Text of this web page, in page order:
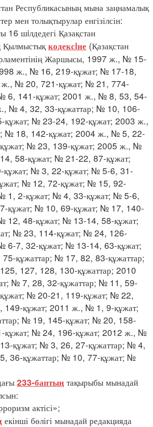
Республикасының мына заңнамалық
мен толықтырулар енгізілсін:
шiлдедегі Қазақстан
Қылмыстық кодексiне (Қазақстан
Жаршысы, 1997 ж., № 15-
ж., № 16, 219-құжат; № 17-18,
ж., № 20, 721-құжат; № 21, 774-
6, 141-құжат; 2001 ж., № 8, 53, 54-
№ 4, 32, 33-құжаттар; № 10, 106-
құжат; № 23-24, 192-құжат; 2003 ж.,
№ 18, 142-құжат; 2004 ж., № 5, 22-
№ 23, 139-құжат; 2005 ж., №
58-құжат; № 21-22, 87-құжат;
№ 3, 22-құжат; № 5-6, 31-
№ 12, 72-құжат; № 15, 92-
1, 2-құжат; № 4, 33-құжат; № 5-6,
құжат; № 10, 69-құжат; № 17, 140-
12, 48-құжат; № 13-14, 58-құжат;
№ 23, 114-құжат; № 24, 126-
6-7, 32-құжат; № 13-14, 63-құжат;
құжаттар; № 17, 82, 83-құжаттар;
127, 128, 130-құжаттар; 2010
№ 7, 28, 32-құжаттар; № 11, 59-
№ 20-21, 119-құжат; № 22,
149-құжат; 2011 ж., № 1, 9-құжат;
№ 19, 145-құжат; № 20, 158-
құжат; № 24, 196-құжат; 2012 ж., №
құжат; № 3, 26, 27-құжаттар; № 4,
36-құжаттар; № 10, 77-құжат; №
233-баптың тақырыбы мынадай
актісі»;
екінші бөлігі мынадай редакцияда